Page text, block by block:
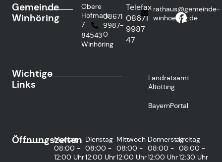
Gemeinde
Winhöring
Obere
Hofmark
7
84543
Winhöring
08671
9987-
0
Telefax
08671
9987
47
rathaus@gemeinde-
winhoering.de
Wichtige
Links
Landratsamt
Altötting
BayernPortal
Öffnungszeiten
Montag
08:00 -
12:00 Uhr
Dienstag
08:00 -
12:00 Uhr
Mittwoch
08:00 -
12:00 Uhr
Donnerstag
08:00 -
12:00 Uhr
Freitag
08:00 -
12:30 Uhr